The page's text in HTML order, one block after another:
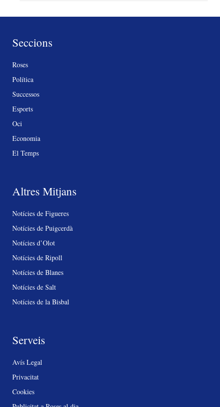
Seccions
Roses
Política
Successos
Esports
Oci
Economia
El Temps
Altres Mitjans
Notícies de Figueres
Notícies de Puigcerdà
Notícies d’Olot
Notícies de Ripoll
Notícies de Blanes
Notícies de Salt
Notícies de la Bisbal
Serveis
Avís Legal
Privacitat
Cookies